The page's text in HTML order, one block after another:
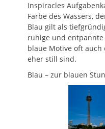
Inspiracles
Farbe des Wassers,
Blau gilt als
ruhige und
blaue Motive oft auch
eher still sind.
Blau – zur blauen